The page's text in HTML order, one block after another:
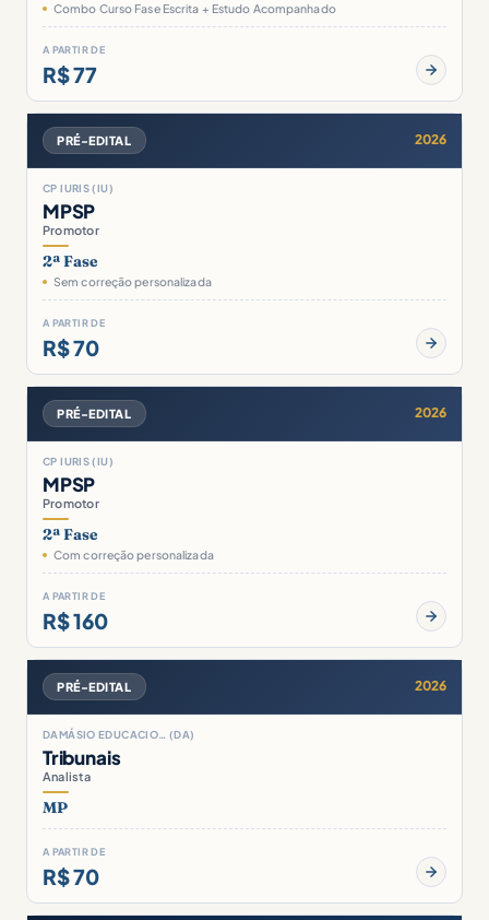
Combo Curso Fase Escrita + Estudo Acompanhado
A PARTIR DE
R$ 77
PRÉ-EDITAL 2026
CP IURIS (IU)
MPSP
Promotor
2ª Fase
Sem correção personalizada
A PARTIR DE
R$ 70
PRÉ-EDITAL 2026
CP IURIS (IU)
MPSP
Promotor
2ª Fase
Com correção personalizada
A PARTIR DE
R$ 160
PRÉ-EDITAL 2026
DAMÁSIO EDUCACIO… (DA)
Tribunais
Analista
MP
A PARTIR DE
R$ 70